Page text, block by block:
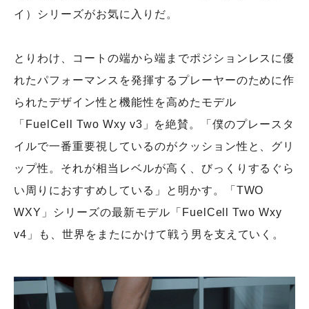
イ）シリーズがお気に入りだ。
とりわけ、コートの端から端までポジションレスに優
れたパフォーマンスを発揮するプレーヤーのために作
られたデザイン性と機能性を高めたモデル
「FuelCell Two Wxy v3」を絶賛。「僕のプレースタ
イルで一番重要視しているのがクッション性と、グリ
ップ性。それが相当レベルが高く、びっくりするぐら
い周りにおすすめしている」と明かす。「TWO
WXY」シリーズの最新モデル「FuelCell Two Wxy
v4」も、世界をまたにかけて戦う男を支えていく。